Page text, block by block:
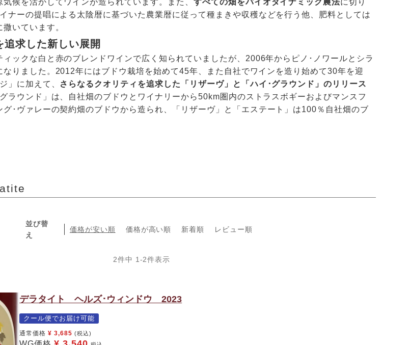
ナーの提唱による太陰暦に基づいた農業暦に従って種まきや収穫などを⾏う他、肥料としては
いています。
求した新しい展開
ィックな白と⾚のブレンドワインで広く知られていましたが、2006年からピノ･ノワールとシラ
なりました。2012年にはブドウ栽培を始めて45年、また自社でワインを造り始めて30年を迎
」に加えて、 さらなるクオリティを追求した「リザーヴ」と「ハイ･グラウンド」のリリース
ラウンド」は、自社畑のブドウとワイナリーから50km圏内のストラスボギーおよびマンスフ
グ･ヴァレーの契約畑のブドウから造られ、「リザーヴ」と「エステート」は100％自社畑のブ
並び替
え
価格が安い順 価格が高い順 新着順 レビュー順
2件中 1 -2件表示
デラタイト ヘルズ･ウィンドウ 2023
クール便でお届け可能
通常価格 ¥ 3,685 (税込)